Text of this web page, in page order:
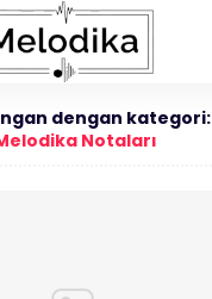
dengan kategori:
Notaları